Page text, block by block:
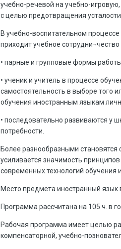
учебно-речевой на учебно-
с целью предотвращения
В учебно-воспитательном
приходит учебное сотрудни¬чество
• парные и групповые формы
• ученик и учитель в процессе
самостоятельность в выборе того
обучения иностранным языкам
• последовательно развиваются у
потребности.
Более разнообразными
усиливается значимость
современных технологий
Место предмета иностранный язык
Программа рассчитана на 105 ч. в
Рабочая программа имеет целью
компенсаторной, учебно-